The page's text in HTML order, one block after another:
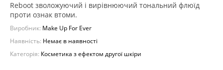
Reboot зволожуючий і вирівнюючий тональний флюїд
проти ознак втоми.
Виробник: Make Up For Ever
Наявність: Немає в наявності
Категорія: Косметика з ефектом другої шкіри